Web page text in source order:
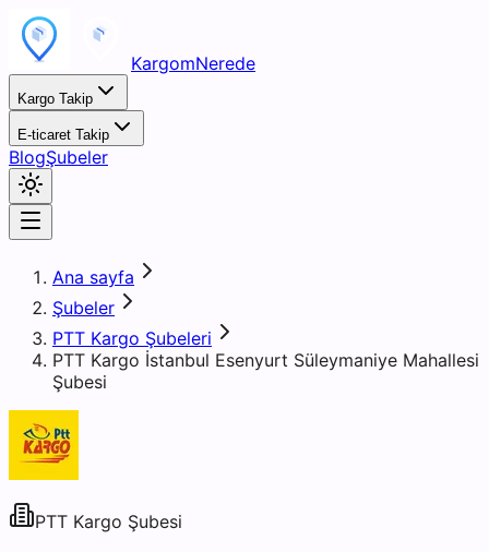
KargomNerede
Kargo Takip
E-ticaret Takip
BlogŞubeler
Ana sayfa
Şubeler
PTT Kargo Şubeleri
PTT Kargo İstanbul Esenyurt Süleymaniye Mahallesi
Şubesi
PTT Kargo Şubesi